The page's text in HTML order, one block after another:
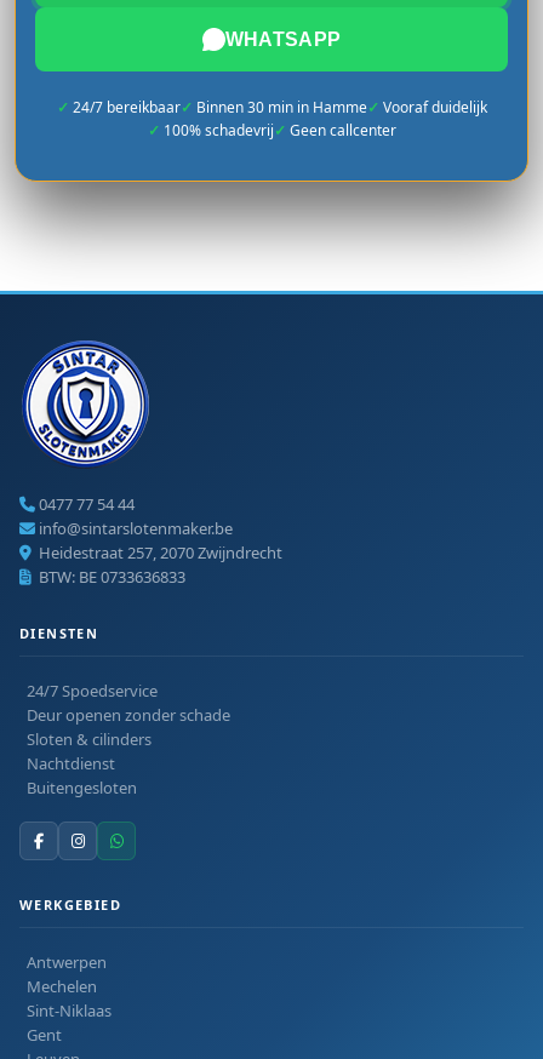
WHATSAPP
24/7 bereikbaar Binnen 30 min in Hamme
Vooraf duidelijk
100% schadevrij
Geen callcenter
0477 77 54 44
info@sintarslotenmaker.be
Heidestraat 257, 2070 Zwijndrecht
BTW: BE 0733636833
DIENSTEN
24/7 Spoedservice
Deur openen zonder schade
Sloten & cilinders
Nachtdienst
Buitengesloten
WERKGEBIED
Antwerpen
Mechelen
Sint-Niklaas
Gent